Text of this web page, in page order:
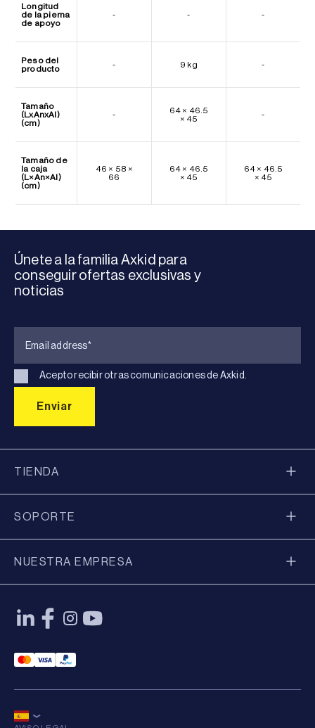
Longitud
de la pierna
de apoyo
- - -
Peso del
producto
- 9 kg -
Tamaño
(LxAnxAl)
(cm)
-
64 × 46.5
× 45
-
Tamaño de
la caja
(L×An×Al)
(cm)
46 × 58 ×
66
64 × 46.5
× 45
64 × 46.5
× 45
Únete a la familia Axkid para
conseguir ofertas exclusivas y
noticias
Acepto recibir otras comunicaciones de Axkid.
TIENDA
SOPORTE
NUESTRA EMPRESA
Mastercard Payment
Visa Payment
Paypal Payment